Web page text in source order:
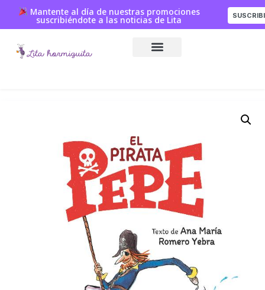
Mantente al día de nuestras promociones
suscribiéndote a las noticias de Lita